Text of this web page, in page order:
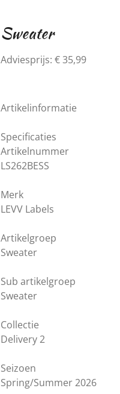
Sweater
Adviesprijs: € 35,99
Artikelinformatie
Specificaties
Artikelnummer
LS262BESS
Merk
LEVV Labels
Artikelgroep
Sweater
Sub artikelgroep
Sweater
Collectie
Delivery 2
Seizoen
Spring/Summer 2026